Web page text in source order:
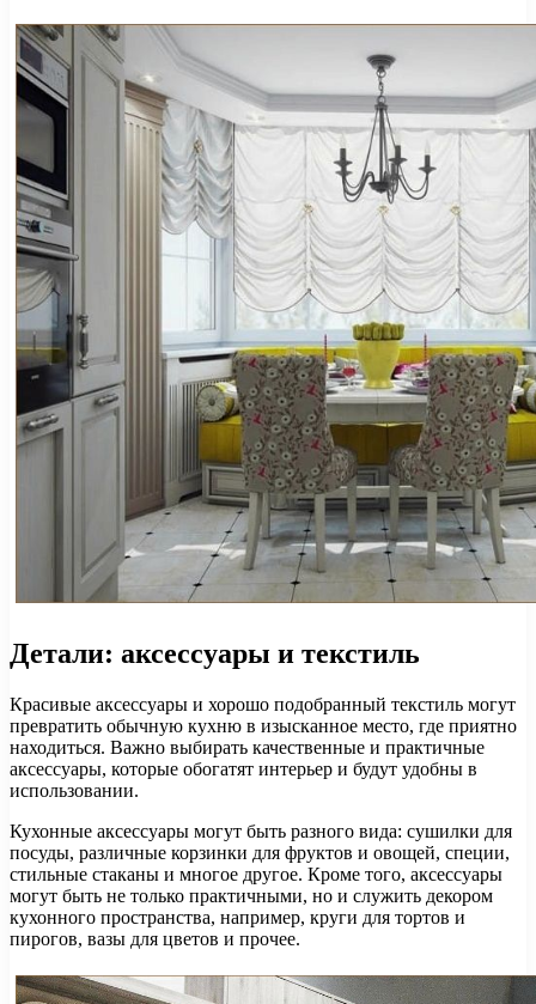
Детали: аксессуары и текстиль
Красивые аксессуары и хорошо подобранный текстиль могут
превратить обычную кухню в изысканное место, где приятно
находиться. Важно выбирать качественные и практичные
аксессуары, которые обогатят интерьер и будут удобны в
использовании.
Кухонные аксессуары могут быть разного вида: сушилки для
посуды, различные корзинки для фруктов и овощей, специи,
стильные стаканы и многое другое. Кроме того, аксессуары
могут быть не только практичными, но и служить декором
кухонного пространства, например, круги для тортов и
пирогов, вазы для цветов и прочее.